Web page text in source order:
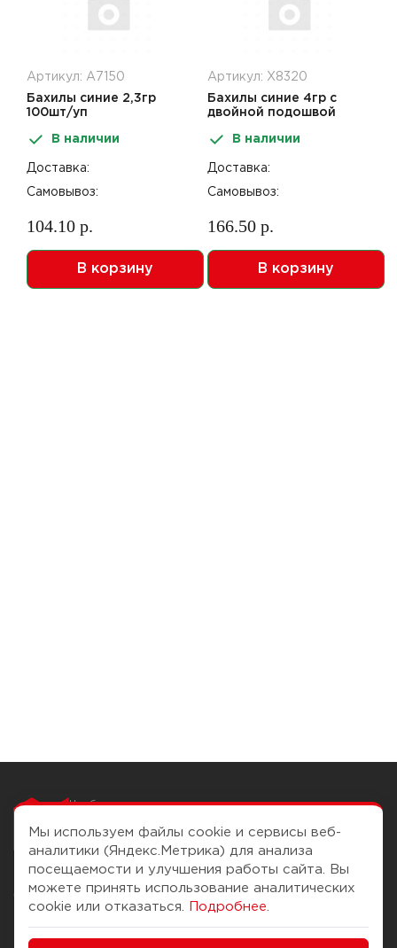
Артикул: А7150
Бахилы синие 2,3гр
100шт/уп
В наличии
Доставка:
Самовывоз:
104.10 р.
В корзину
Артикул: Х8320
Бахилы синие 4гр с
двойной подошвой
В наличии
Доставка:
Самовывоз:
166.50 р.
В корзину
Чтобы вам легко
О компании
История Компании
Помощь
Доставка и оплата
Мы используем файлы cookie и сервисы веб-
аналитики (Яндекс.Метрика) для анализа
посещаемости и улучшения работы сайта. Вы
можете принять использование аналитических
cookie или отказаться.
Подробнее